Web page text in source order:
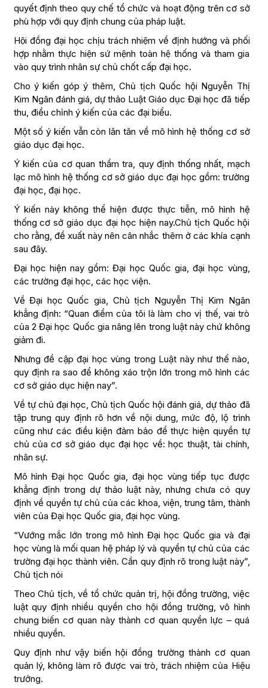
quyết định theo quy chế tổ chức và hoạt động trên cơ sở
phù hợp với quy định chung của pháp luật.
Hội đồng đại học chịu trách nhiệm về định hướng và phối
hợp nhằm thực hiện sứ mệnh toàn hệ thống và tham gia
vào quy trình nhân sự chủ chốt cấp đại học.
Cho ý kiến góp ý thêm, Chủ tịch Quốc hội Nguyễn Thị
Kim Ngân đánh giá, dự thảo Luật Giáo dục Đại học đã tiếp
thu, điều chỉnh ý kiến của các đại biểu.
Một số ý kiến vẫn còn lăn tăn về mô hình hệ thống cơ sở
giáo dục đại học.
Ý kiến của cơ quan thẩm tra, quy định thống nhất, mạch
lạc mô hình hệ thống cơ sở giáo dục đại học gồm: trường
đại học, đại học.
Ý kiến này không thể hiện được thực tiễn, mô hình hệ
thống cơ sở giáo dục đại học hiện nay.Chủ tịch Quốc hội
cho rằng, đề xuất này nên cân nhắc thêm ở các khía cạnh
sau đây.
Đại học hiện nay gồm: Đại học Quốc gia, đại học vùng,
các trường đại học, các học viện.
Về Đại học Quốc gia, Chủ tịch Nguyễn Thị Kim Ngân
khẳng định: “Quan điểm của tôi là làm cho vị thế, vai trò
của 2 Đại học Quốc gia nâng lên trong luật này chứ không
giảm đi.
Nhưng đề cập đại học vùng trong Luật này như thế nào,
quy định ra sao để không xáo trộn lớn trong mô hình các
cơ sở giáo dục hiện nay”.
Về tự chủ đại học, Chủ tịch Quốc hội đánh giá, dự thảo đã
tập trung quy định rõ hơn về nội dung, mức độ, lộ trình
cũng như các điều kiện đảm bảo để thực hiện quyền tự
chủ của cơ sở giáo dục đại học về: học thuật, tài chính,
nhân sự.
Mô hình Đại học Quốc gia, đại học vùng tiếp tục được
khẳng định trong dự thảo luật này, nhưng chưa có quy
định về quyền tự chủ của các khoa, viện, trung tâm, thành
viên của Đại học Quốc gia, đại học vùng.
“Vướng mắc lớn trong mô hình Đại học Quốc gia và đại
học vùng là mối quan hệ pháp lý và quyền tự chủ của các
trường đại học thành viên. Cần quy định rõ trong luật này”,
Chủ tịch nói
Theo Chủ tịch, về tổ chức quản trị, hội đồng trường, việc
luật quy định nhiều quyền cho hội đồng trường, vô hình
chung biến cơ quan này thành cơ quan quyền lực – quá
nhiều quyền.
Quy định như vậy biến hội đồng trường thành cơ quan
quản lý, không làm rõ được vai trò, trách nhiệm của Hiệu
trưởng.